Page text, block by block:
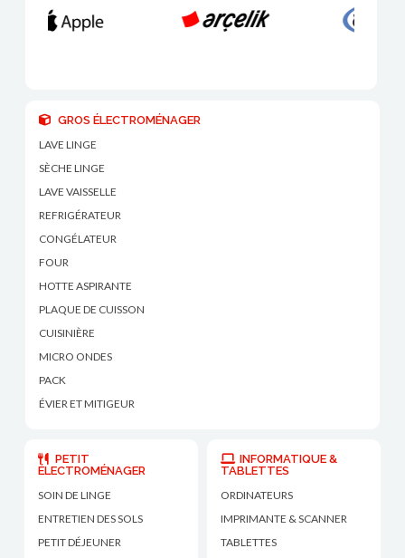
GROS ÉLECTROMÉNAGER
LAVE LINGE
SÈCHE LINGE
LAVE VAISSELLE
REFRIGÉRATEUR
CONGÉLATEUR
FOUR
HOTTE ASPIRANTE
PLAQUE DE CUISSON
CUISINIÈRE
MICRO ONDES
PACK
ÉVIER ET MITIGEUR
PETIT
ÉLECTROMÉNAGER
SOIN DE LINGE
ENTRETIEN DES SOLS
PETIT DÉJEUNER
INFORMATIQUE &
TABLETTES
ORDINATEURS
IMPRIMANTE & SCANNER
TABLETTES